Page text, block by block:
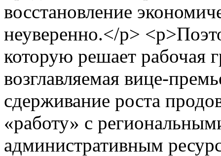
восстановление
неуверенно.</p>
которую решает рабочая
возглавляемая вице-
сдерживание роста
«работу» с
административным